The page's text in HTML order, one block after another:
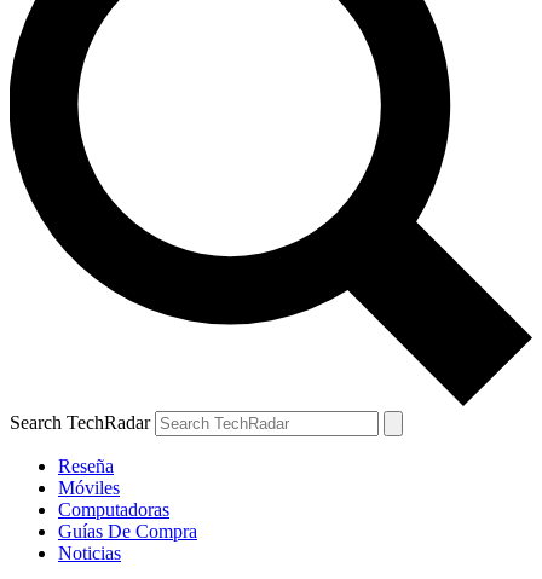
Search TechRadar
Reseña
Móviles
Computadoras
Guías De Compra
Noticias